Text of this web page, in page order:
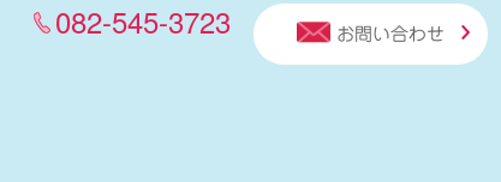
082-545-3723 お問い合わせ